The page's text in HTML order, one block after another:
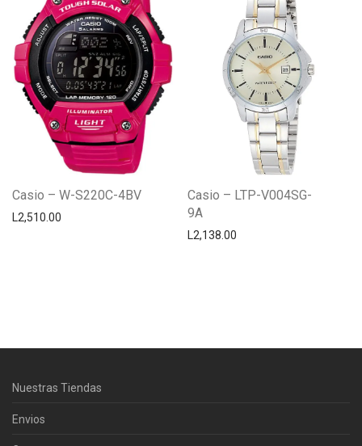
Casio – W-S220C-4BV
L2,510.00
Casio – LTP-V004SG-
9A
L2,138.00
Nuestras Tiendas
Envios